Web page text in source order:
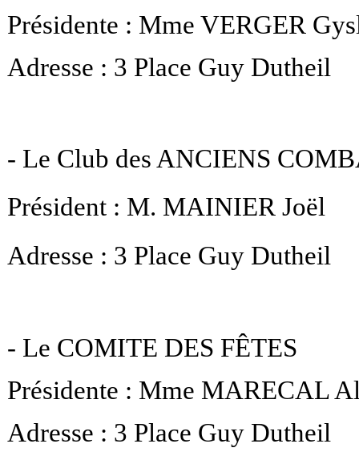
Présidente : Mme VERGER
Adresse : 3 Place Guy Dutheil
- Le Club des ANCIENS
Président : M. MAINIER Joël
Adresse : 3 Place Guy Dutheil
- Le COMITE DES FÊTES
Présidente : Mme MARECAL
Adresse : 3 Place Guy Dutheil